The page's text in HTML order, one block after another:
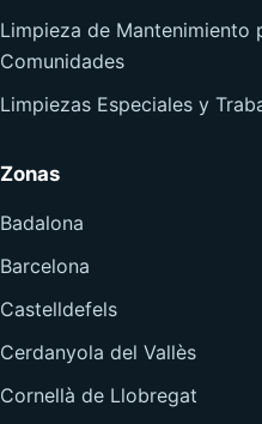
Limpieza de Mantenimiento
Comunidades
Limpiezas Especiales y
Zonas
Badalona
Barcelona
Castelldefels
Cerdanyola del Vallès
Cornellà de Llobregat